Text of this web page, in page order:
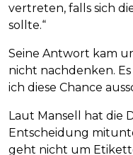
vertreten, falls sich
sollte.“
Seine Antwort kam
nicht nachdenken.
ich diese Chance
Laut Mansell hat die
Entscheidung
geht nicht um